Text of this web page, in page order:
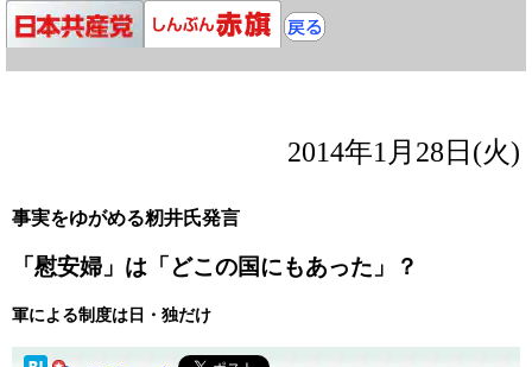
2014年1月28日(火)
事実をゆがめる籾井氏発言
「慰安婦」は「どこの国にもあった」？
軍による制度は日・独だけ